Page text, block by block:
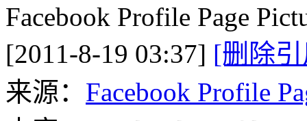
Facebook Profile Page
[2011-8-19 03:37] [删除
来源： Facebook Profile